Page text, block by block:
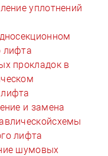
уплотнений
лифта
прокладок в
и замена
лифта
шумовых